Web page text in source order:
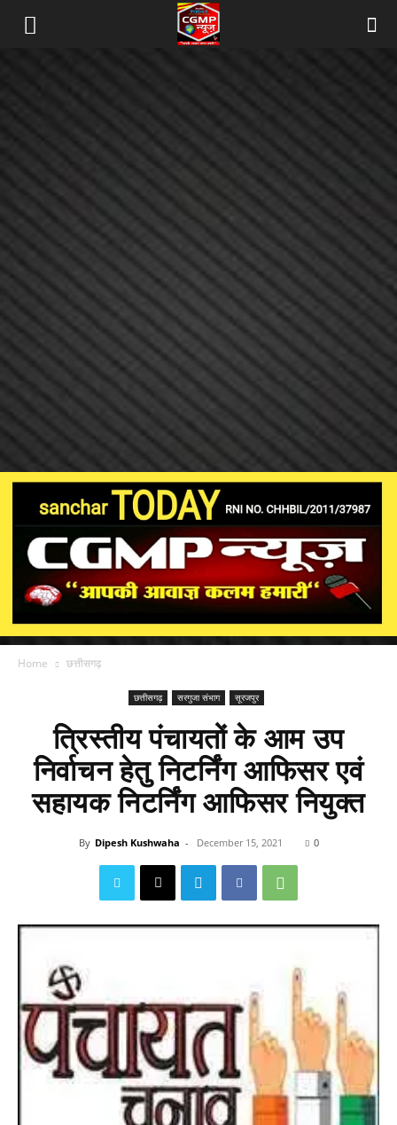
Home छत्तीसगढ़
छत्तीसगढ़ सरगुजा संभाग सूरजपुर
त्रिस्तीय पंचायतों के आम उप
निर्वाचन हेतु निटर्निंग आफिसर एवं
सहायक निटर्निंग आफिसर नियुक्त
By Dipesh Kushwaha - December 15, 2021 0